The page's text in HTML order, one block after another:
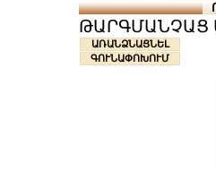
ԹԱՐԳՄԱՆՉԱՑ
ԱՌԱՆՁՆԱՑՆԵԼ
ԳՈՒՆԱՓՈԽՈՒՄ